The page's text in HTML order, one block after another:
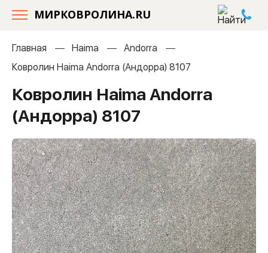
МИРКОВРОЛИНА.RU
Главная Haima
Andorra
Ковролин Haima Andorra (Андорра) 8107
Ковролин Haima Andorra
(Андорра) 8107